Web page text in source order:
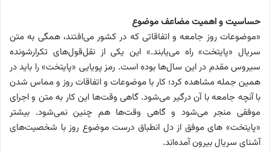
حساسیت و اهمیت مضاعف موضوع
«موضوعات روز جامعه و اتفاقاتی که در کشور می‌افتند، همگی به متن
سریال «پایتخت» راه می‌یابند.» این یکی از نقل‌قول‌های تکرارشونده
سیروس مقدم در این سال‌ها بوده است. رمز پویایی «پایتخت» را باید در
همین جمله مشاهده کرد؛ ‌کار با موضوعات و اتفاقات روز و مماس شدن
با آنچه جامعه با آن درگیر می‌شود. گاهی وقت‌ها این کار به متن و اجرای
موفقی منجر می‌شود و گاهی وقت‌ها هم چنین نمی‌شود. بیشتر
«پایتخت» ‌های موفق از دل انطباق درست موضوع روز با شخصیت‌های
آشنای سریال بیرون آمده‌اند.